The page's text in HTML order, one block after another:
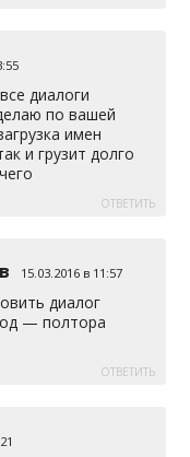
диалоги
по вашей
имен
и грузит долго
ОТВЕТИТЬ
15.03.2016 в 11:57
диалог
— полтора
ОТВЕТИТЬ